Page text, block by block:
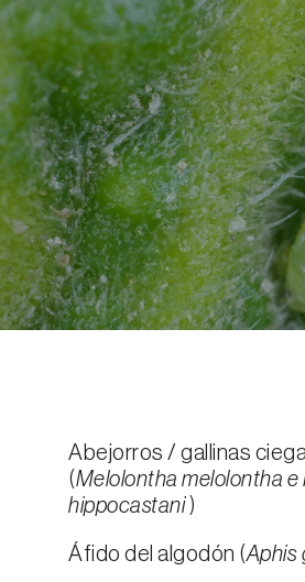
Abejorros / gallinas
(Melolontha melolontha e
hippocastani )
Áfido del algodón (Aphis